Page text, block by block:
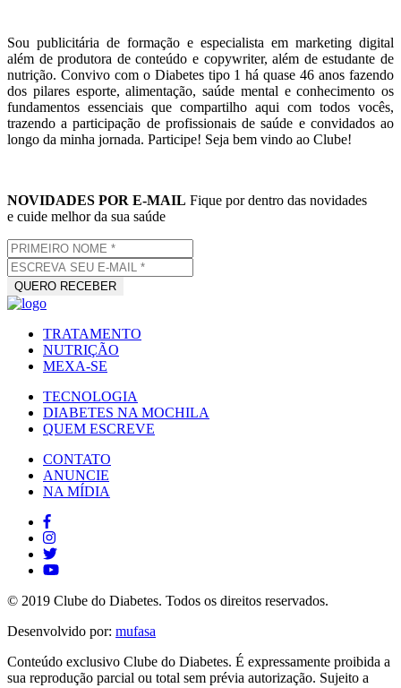
Sou publicitária de formação e especialista em marketing digital
além de produtora de conteúdo e copywriter, além de estudante de
nutrição. Convivo com o Diabetes tipo 1 há quase 46 anos fazendo
dos pilares esporte, alimentação, saúde mental e conhecimento os
fundamentos essenciais que compartilho aqui com todos vocês,
trazendo a participação de profissionais de saúde e convidados ao
longo da minha jornada. Participe! Seja bem vindo ao Clube!
NOVIDADES POR E-MAIL Fique por dentro das novidades
e cuide melhor da sua saúde
TRATAMENTO
NUTRIÇÃO
MEXA-SE
TECNOLOGIA
DIABETES NA MOCHILA
QUEM ESCREVE
CONTATO
ANUNCIE
NA MÍDIA
© 2019 Clube do Diabetes. Todos os direitos reservados.
Desenvolvido por: mufasa
Conteúdo exclusivo Clube do Diabetes. É expressamente proibida a
sua reprodução parcial ou total sem prévia autorização. Sujeito a